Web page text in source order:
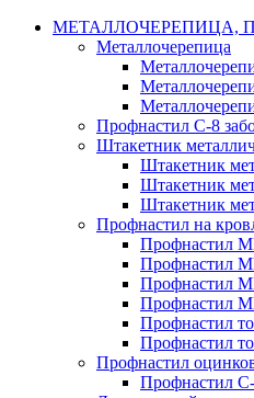
МЕТАЛЛОЧЕРЕПИЦА,
Металлочерепица
Профнастил С-8
Штакетник
Штакетник
Штакетник
Штакетник
Профнастил на
Профнастил
Профнастил
Профнастил
Профнастил
Профнастил
Профнастил
Профнастил
Профнастил С-